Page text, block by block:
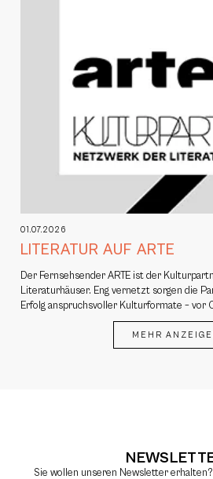
01.07.2026
LITERATUR AUF ARTE
Der Fernsehsender ARTE ist der
Literaturhäuser. Eng vernetzt sorgen die
Erfolg anspruchsvoller Kulturformate – vor
MEHR
Sie wollen unseren Newsletter